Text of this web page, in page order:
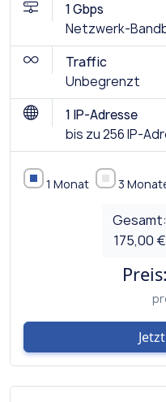
1 Gbps
Netzwerk-
Traffic
Unbegrenzt
1 IP-Adresse
bis zu 256 IP-
1 Monat 3
Gesamt:
175,00 €
Preis: